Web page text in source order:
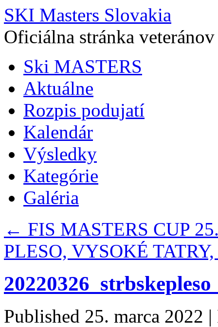
SKI Masters Slovakia
Oficiálna stránka
Ski MASTERS
Aktuálne
Rozpis podujatí
Kalendár
Výsledky
Kategórie
Galéria
← FIS MASTERS CUP
PLESO, VYSOKÉ
Published 25. marca 2022 |